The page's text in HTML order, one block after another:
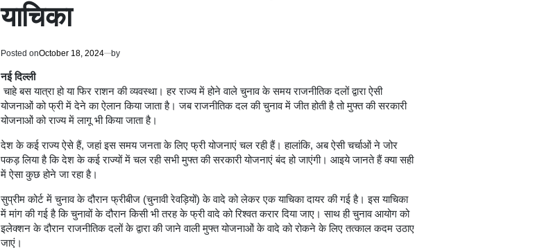
याचिका
Posted onOctober 18, 2024 by
नई दिल्ली
चाहे बस यात्रा हो या फिर राशन की व्यवस्था। हर राज्य में होने वाले चुनाव के समय राजनीतिक दलों द्वारा ऐसी
योजनाओं को फ्री में देने का ऐलान किया जाता है। जब राजनीतिक दल की चुनाव में जीत होती है तो मुफ्त की सरकारी
योजनाओं को राज्य में लागू भी किया जाता है।
देश के कई राज्य ऐसे हैं, जहां इस समय जनता के लिए फ्री योजनाएं चल रही हैं। हालांकि, अब ऐसी चर्चाओं ने जोर
पकड़ लिया है कि देश के कई राज्यों में चल रही सभी मुफ्त की सरकारी योजनाएं बंद हो जाएंगी। आइये जानते हैं क्या सही
में ऐसा कुछ होने जा रहा है।
सुप्रीम कोर्ट में चुनाव के दौरान फ्रीबीज (चुनावी रेवड़ियों) के वादे को लेकर एक याचिका दायर की गई है। इस याचिका
में मांग की गई है कि चुनावों के दौरान किसी भी तरह के फ्री वादे को रिश्वत करार दिया जाए। साथ ही चुनाव आयोग को
इलेक्शन के दौरान राजनीतिक दलों के द्वारा की जाने वाली मुफ्त योजनाओं के वादे को रोकने के लिए तत्काल कदम उठाए
जाएं।